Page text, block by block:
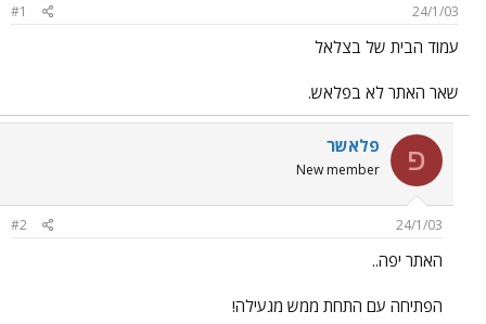
ש
א
ר
ך
24/1/03
#1
עמוד הבית של בצלאל
שאר האתר לא בפלאש.
פ פלאשר
New member
24/1/03
#2
האתר יפה..
הפתיחה עם התחת ממש מגעילה!